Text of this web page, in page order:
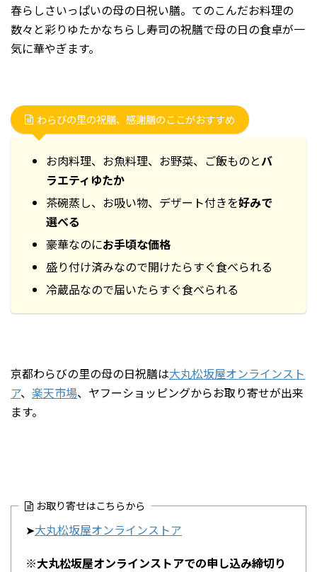
春らしさいっぱいの母の日祝い膳。てのこんだお料理の
数々と彩りゆたかなちらし寿司の祝膳で母の日の食卓が一
気に華やぎます。
わらびの里の祝膳、感謝膳のここがおすすめ
お肉料理、お魚料理、お野菜、ご飯ものとバ
ラエティゆたか
茶碗蒸し、お吸い物、デザート付きを好みで
選べる
豪華なのにお手頃な価格
盛り付け済みなので開けたらすぐ食べられる
冷蔵品なので届いたらすぐ食べられる
京都わらびの里の母の日祝膳は大丸松坂屋オンラインスト
ア、 楽天市場、ヤフーショッピングからお取り寄せが出来
ます。
お取り寄せはこちらから
➤大丸松坂屋オンラインストア
※大丸松坂屋オンラインストアでの申し込み締切り